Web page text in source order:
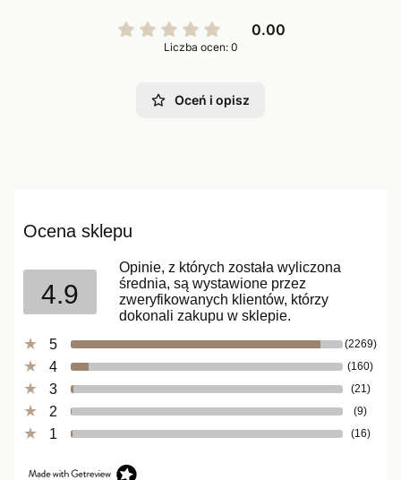
0.00
Liczba ocen: 0
Oceń i opisz
Ocena sklepu
4.9
Opinie, z których została wyliczona
średnia, są wystawione przez
zweryfikowanych klientów, którzy
dokonali zakupu w sklepie.
5
(2269)
4 (160)
3 (21)
2 (9)
1 (16)